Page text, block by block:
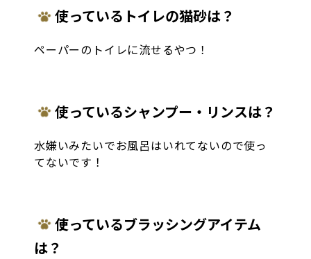
使っているトイレの猫砂は？
ペーパーのトイレに流せるやつ！
使っているシャンプー・リンスは？
水嫌いみたいでお風呂はいれてないので使っ
てないです！
使っているブラッシングアイテム
は？